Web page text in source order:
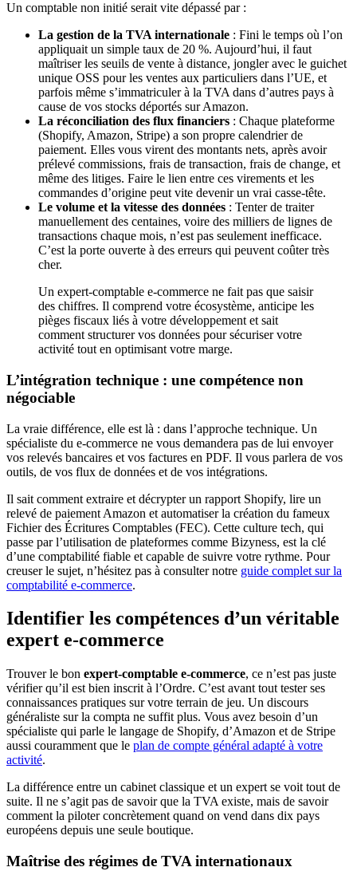
Un comptable non initié serait vite dépassé par :
La gestion de la TVA internationale : Fini le temps où l’on
appliquait un simple taux de 20 %. Aujourd’hui, il faut
maîtriser les seuils de vente à distance, jongler avec le guichet
unique OSS pour les ventes aux particuliers dans l’UE, et
parfois même s’immatriculer à la TVA dans d’autres pays à
cause de vos stocks déportés sur Amazon.
La réconciliation des flux financiers : Chaque plateforme
(Shopify, Amazon, Stripe) a son propre calendrier de
paiement. Elles vous virent des montants nets, après avoir
prélevé commissions, frais de transaction, frais de change, et
même des litiges. Faire le lien entre ces virements et les
commandes d’origine peut vite devenir un vrai casse-tête.
Le volume et la vitesse des données : Tenter de traiter
manuellement des centaines, voire des milliers de lignes de
transactions chaque mois, n’est pas seulement inefficace.
C’est la porte ouverte à des erreurs qui peuvent coûter très
cher.
Un expert-comptable e-commerce ne fait pas que saisir
des chiffres. Il comprend votre écosystème, anticipe les
pièges fiscaux liés à votre développement et sait
comment structurer vos données pour sécuriser votre
activité tout en optimisant votre marge.
L’intégration technique : une compétence non
négociable
La vraie différence, elle est là : dans l’approche technique. Un
spécialiste du e-commerce ne vous demandera pas de lui envoyer
vos relevés bancaires et vos factures en PDF. Il vous parlera de vos
outils, de vos flux de données et de vos intégrations.
Il sait comment extraire et décrypter un rapport Shopify, lire un
relevé de paiement Amazon et automatiser la création du fameux
Fichier des Écritures Comptables (FEC). Cette culture tech, qui
passe par l’utilisation de plateformes comme Bizyness, est la clé
d’une comptabilité fiable et capable de suivre votre rythme. Pour
creuser le sujet, n’hésitez pas à consulter notre guide complet sur la
comptabilité e-commerce.
Identifier les compétences d’un véritable
expert e‑commerce
Trouver le bon expert-comptable e‑commerce, ce n’est pas juste
vérifier qu’il est bien inscrit à l’Ordre. C’est avant tout tester ses
connaissances pratiques sur votre terrain de jeu. Un discours
généraliste sur la compta ne suffit plus. Vous avez besoin d’un
spécialiste qui parle le langage de Shopify, d’Amazon et de Stripe
aussi couramment que le plan de compte général adapté à votre
activité.
La différence entre un cabinet classique et un expert se voit tout de
suite. Il ne s’agit pas de savoir que la TVA existe, mais de savoir
comment la piloter concrètement quand on vend dans dix pays
européens depuis une seule boutique.
Maîtrise des régimes de TVA internationaux